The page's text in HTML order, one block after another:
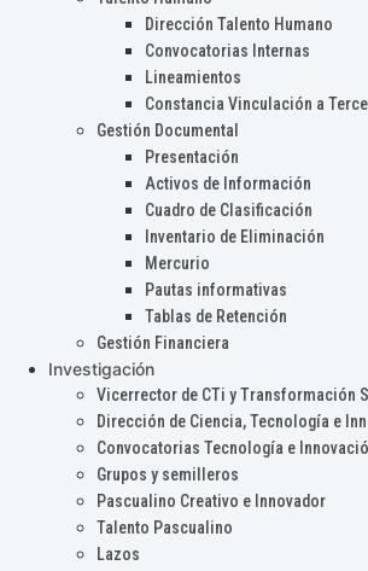
Dirección Talento Humano
Convocatorias Internas
Lineamientos
Constancia Vinculación a
Gestión Documental
Presentación
Activos de Información
Cuadro de Clasificación
Inventario de Eliminación
Mercurio
Pautas informativas
Tablas de Retención
Gestión Financiera
Investigación
Vicerrector de CTi y Transformación
Dirección de Ciencia, Tecnología e
Convocatorias Tecnología e
Grupos y semilleros
Pascualino Creativo e Innovador
Talento Pascualino
Lazos